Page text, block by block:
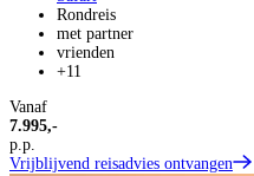
Rondreis
met partner
vrienden
+11
Vanaf
7.995,-
p.p.
Vrijblijvend reisadvies ontvangen